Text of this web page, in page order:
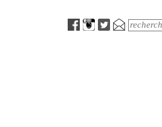
MenuSearch